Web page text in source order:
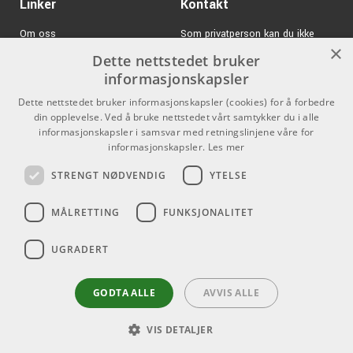
Linker
Om oss
GDPR & Cookies
Kontakt
Som privatperson kan du ikke
kjøpe på denne nettsiden, alt salg
skjer gjennom våre forhandlere.
info@emnordic.no
×
Dette nettstedet bruker
informasjonskapsler
Dette nettstedet bruker informasjonskapsler (cookies) for å forbedre
din opplevelse. Ved å bruke nettstedet vårt samtykker du i alle
informasjonskapsler i samsvar med retningslinjene våre for
informasjonskapsler. Les mer
STRENGT NØDVENDIG YTELSE
MÅLRETTING FUNKSJONALITET
UGRADERT
GODTA ALLE AVVIS ALLE
VIS DETALJER